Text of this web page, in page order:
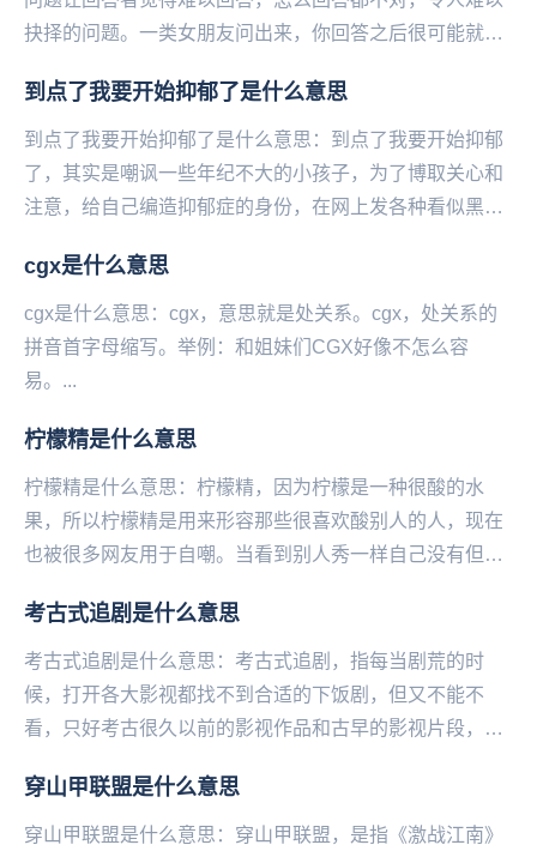
抉择的问题。一类女朋友问出来，你回答之后很可能就没
谁...
到点了我要开始抑郁了是什么意思
到点了我要开始抑郁了是什么意思：到点了我要开始抑郁
了，其实是嘲讽一些年纪不大的小孩子，为了博取关心和
注意，给自己编造抑郁症的身份，在网上发各种看似黑暗
命...
cgx是什么意思
cgx是什么意思：cgx，意思就是处关系。cgx，处关系的
拼音首字母缩写。举例：和姐妹们CGX好像不怎么容
易。...
柠檬精是什么意思
柠檬精是什么意思：柠檬精，因为柠檬是一种很酸的水
果，所以柠檬精是用来形容那些很喜欢酸别人的人，现在
也被很多网友用于自嘲。当看到别人秀一样自己没有但却
考古式追剧是什么意思
考古式追剧是什么意思：考古式追剧，指每当剧荒的时
候，打开各大影视都找不到合适的下饭剧，但又不能不
看，只好考古很久以前的影视作品和古早的影视片段，然
声。—...
穿山甲联盟是什么意思
穿山甲联盟是什么意思：穿山甲联盟，是指《激战江南》